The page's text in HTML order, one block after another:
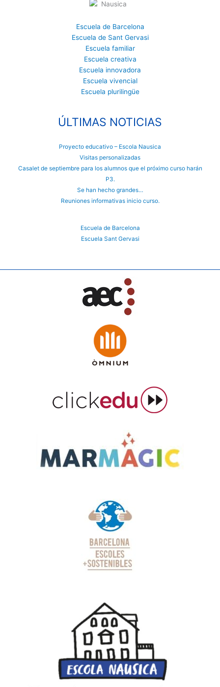
Escuela de Barcelona
Escuela de Sant Gervasi
Escuela familiar
Escuela creativa
Escuela innovadora
Escuela vivencial
Escuela plurilingüe
ÚLTIMAS NOTICIAS
Proyecto educativo – Escola Nausica
Visitas personalizadas
Casalet de septiembre para los alumnos que el próximo curso harán
P3.
Se han hecho grandes…
Reuniones informativas inicio curso.
Escuela de Barcelona
Escuela Sant Gervasi